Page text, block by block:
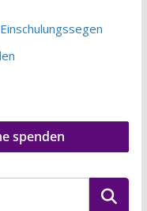
spenden